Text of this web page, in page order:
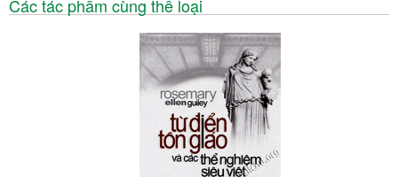
Các tác phẩm cùng thể loại